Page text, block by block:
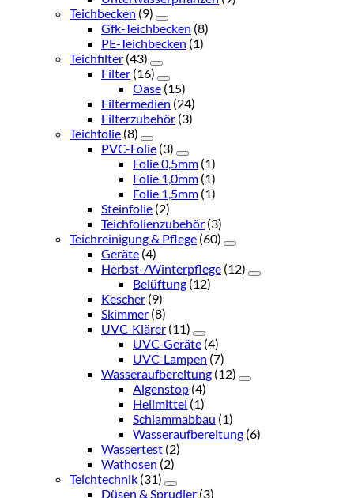
Teichbecken (9)
Gfk-Teichbecken (8)
PE-Teichbecken (1)
Teichfilter (43)
Filter (16)
Oase (15)
Filtermedien (24)
Filterzubehör (3)
Teichfolie (8)
PVC-Folie (3)
Folie 0,5mm (1)
Folie 1,0mm (1)
Folie 1,5mm (1)
Steinfolie (2)
Teichfolienzubehör (3)
Teichreinigung & Pflege (60)
Geräte (4)
Herbst-/Winterpflege (12)
Belüftung (12)
Kescher (9)
Skimmer (8)
UVC-Klärer (11)
UVC-Geräte (4)
UVC-Lampen (7)
Wasseraufbereitung (12)
Algenstop (4)
Heilmittel (1)
Schlammabbau (1)
Wasseraufbereitung (6)
Wassertest (2)
Wathosen (2)
Teichtechnik (31)
Düsen & Sprudler (3)